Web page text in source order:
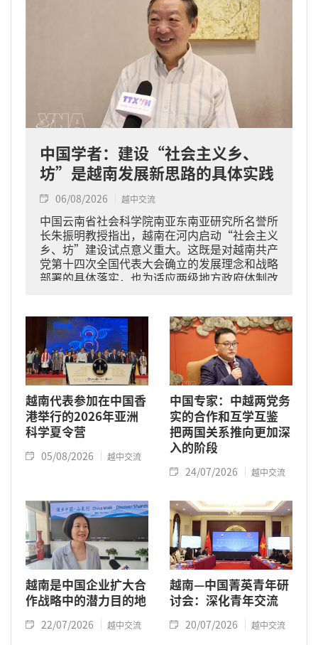
中国学者：建设“社会主义乡、
坊”是越南发展新思路的具体实践
06/08/2026 越中交流
中国云南省社会科学院南亚东南亚研究所名誉所
长朱振明教授指出，越南在河内启动“社会主义
乡、坊”建设试点意义重大。这既是对越南共产
党第十四次全国代表大会确立的发展理念和战略
部署的具体落实，也为适应两级地方政府体制改
越南代表参加在中国香
港举行的2026年亚洲
科学夏令营
05/08/2026 越中交流
中国专家：中越两党务
实的合作和互学互鉴
把两国关系推向更加深
入的阶段
24/07/2026 越中交流
越南是中国企业扩大合
作战略中的潜力目的地
22/07/2026 越中交流
越南—中国菁英青年研
讨会：深化青年交流
20/07/2026 越中交流